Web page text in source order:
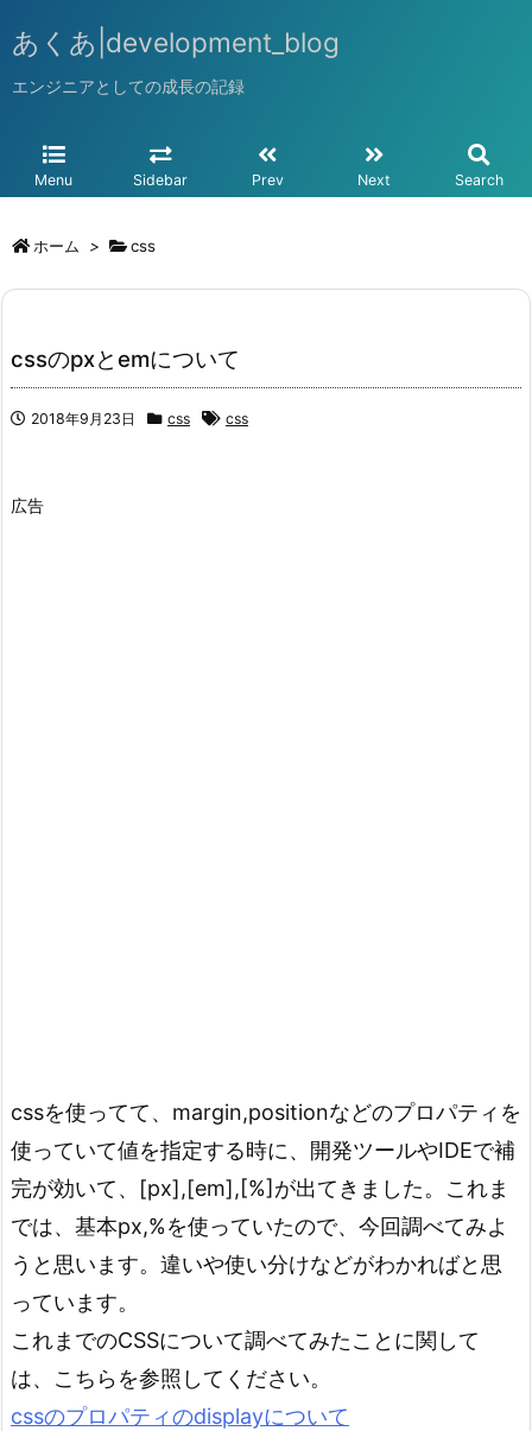
あくあ|development_blog
エンジニアとしての成長の記録
Menu Sidebar Prev Next Search
ホーム > css
cssのpxとemについて
2018年9月23日 css css
広告
cssを使ってて、margin,positionなどのプロパティを
使っていて値を指定する時に、開発ツールやIDEで補
完が効いて、[px],[em],[%]が出てきました。これま
では、基本px,%を使っていたので、今回調べてみよ
うと思います。違いや使い分けなどがわかればと思
っています。
これまでのCSSについて調べてみたことに関して
は、こちらを参照してください。
cssのプロパティのdisplayについて